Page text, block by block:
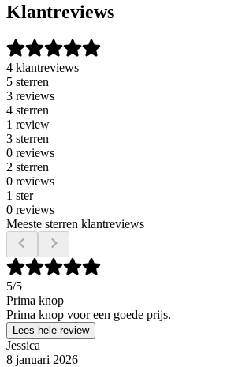
Klantreviews
4 klantreviews
5 sterren
3 reviews
4 sterren
1 review
3 sterren
0 reviews
2 sterren
0 reviews
1 ster
0 reviews
Meeste sterren klantreviews
5/5
Prima knop
Prima knop voor een goede prijs.
Lees hele review
Jessica
8 januari 2026